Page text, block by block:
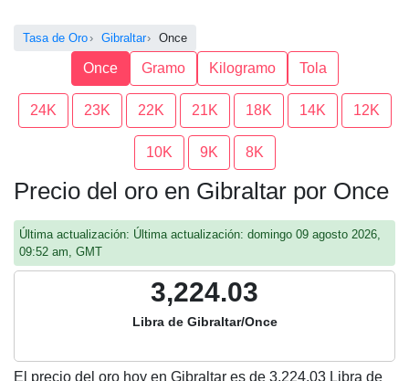
Tasa de Oro Gibraltar Once
Once Gramo Kilogramo Tola
24K 23K 22K 21K 18K 14K 12K
10K 9K 8K
Precio del oro en Gibraltar por Once
Última actualización: Última actualización: domingo 09 agosto 2026,
09:52 am, GMT
3,224.03
Libra de Gibraltar/Once
El precio del oro hoy en Gibraltar es de 3,224.03 Libra de